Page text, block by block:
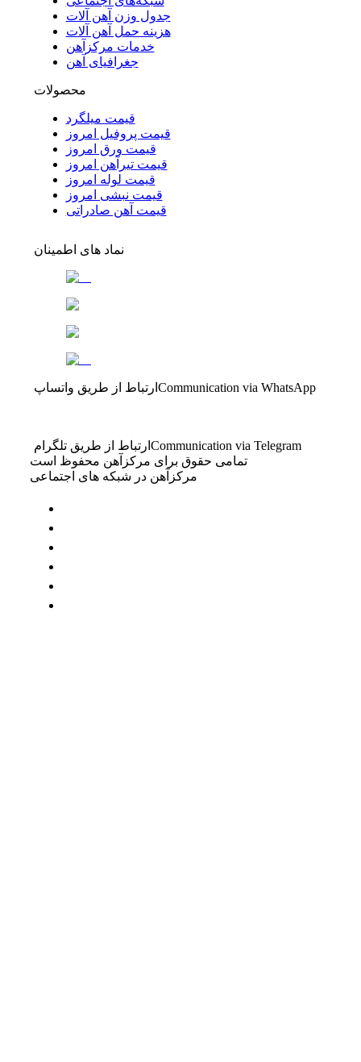
جدول وزن آهن آلات
هزینه حمل آهن آلات
خدمات مرکزآهن
جغرافیای آهن
محصولات
قیمت میلگرد
قیمت پروفیل امروز
قیمت ورق امروز
قیمت تیرآهن امروز
قیمت لوله امروز
قیمت نبشی امروز
قیمت آهن صادراتی
نماد های اطمینان
ارتباط از طریق واتساپ Communication via WhatsApp
ارتباط از طریق تلگرام Communication via Telegram
تمامی حقوق برای مرکزآهن محفوظ است
مرکزآهن در شبکه های اجتماعی